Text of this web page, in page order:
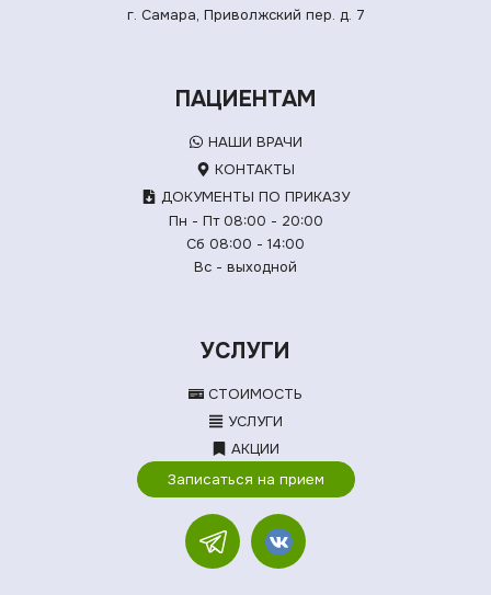
г. Самара, Приволжский пер. д. 7
ПАЦИЕНТАМ
НАШИ ВРАЧИ
КОНТАКТЫ
ДОКУМЕНТЫ ПО ПРИКАЗУ
Пн - Пт 08:00 - 20:00
Сб 08:00 - 14:00
Вс - выходной
УСЛУГИ
СТОИМОСТЬ
УСЛУГИ
АКЦИИ
Записаться на прием